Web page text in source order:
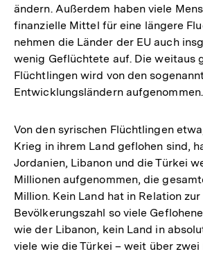
ändern. Außerdem haben viele
finanzielle Mittel für eine längere
nehmen die Länder der EU auch
wenig Geflüchtete auf. Die weitaus
Flüchtlingen wird von den
Entwicklungsländern aufgenommen.
Von den syrischen Flüchtlingen
Krieg in ihrem Land geflohen sind,
Jordanien, Libanon und die Türkei
Millionen aufgenommen, die
Million. Kein Land hat in Relation
Bevölkerungszahl so viele
wie der Libanon, kein Land in
viele wie die Türkei – weit über zwei